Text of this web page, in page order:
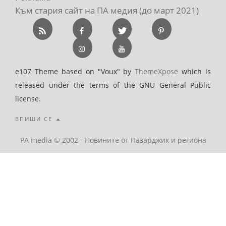
Към стария сайт на ПА медия (до март 2021)
e107 Theme based on "Voux" byThemeXpose which is
released under the terms of the GNU General Public
license.
ВПИШИ СЕ
PA media © 2002 - Новините от Пазарджик и региона